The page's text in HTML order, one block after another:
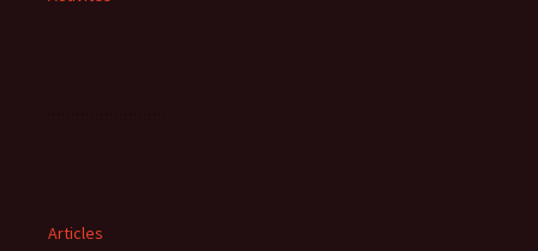
Articles